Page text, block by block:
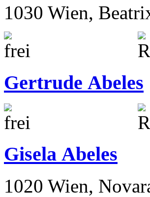
1030 Wien,
Gertrude Abeles
Gisela Abeles
1020 Wien,